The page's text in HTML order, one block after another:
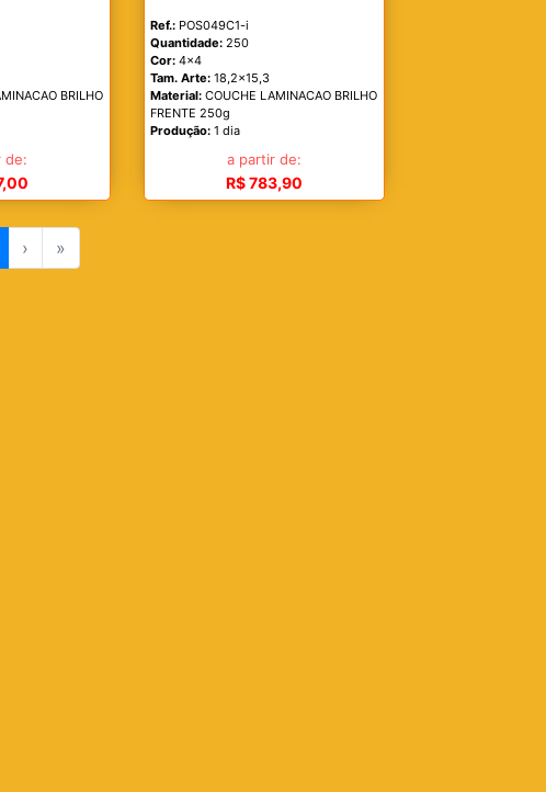
BRILHO
de:
Ref.: POS049C1-i
Quantidade: 250
Cor: 4x4
Tam. Arte: 18,2x15,3
Material: COUCHE LAMINACAO BRILHO
FRENTE 250g
Produção: 1 dia
a partir de:
R$ 783,90
› »